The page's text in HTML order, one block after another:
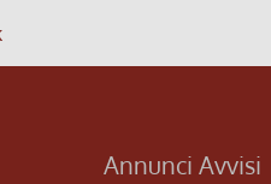
Annunci Avvisi